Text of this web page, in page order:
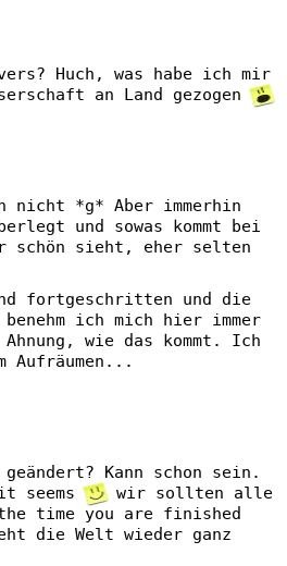
Huch, was habe ich mir
an Land gezogen
nicht *g* Aber immerhin
und sowas kommt bei
schön sieht, eher selten
fortgeschritten und die
ich mich hier immer
wie das kommt. Ich
Aufräumen...
Kann schon sein.
seems
wir sollten alle
time you are finished
die Welt wieder ganz